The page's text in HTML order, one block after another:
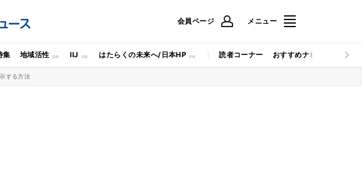
会員ページ メニュー
集 地域活性 IIJ はたらくの未来へ/日本HP 読者コーナー おすすめナビ マイナビ
する方法